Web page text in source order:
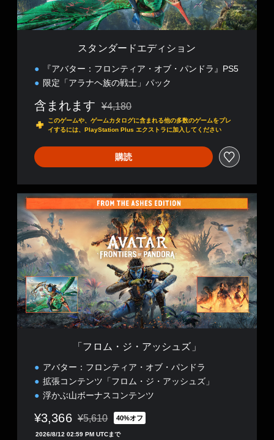
シ
ョ
ン
スタンダードエディション
『アバター：フロンティア・オブ・パンドラ』PS5
限定「アラナヘ族の戦士」パック
含まれます 通常価格¥4,180より値引き
¥4,180
このゲームや、ゲームカタログに含まれる他の多数のゲームをプレ
イするには、PlayStation Plus エクストラに加入してください
購読
「
フ
ロ
ム
・
ジ
・
ア
ッ
シ
ュ
ズ
「フロム・ジ・アッシュズ」
アバター：フロンティア・オブ・パンドラ
拡張コンテンツ「フロム・ジ・アッシュズ」
浮かぶ山ボーナスコンテンツ
¥3,366 通常価格¥5,610より値引き
¥5,610 40%オフ
2026/8/12 02:59 PM UTCまで